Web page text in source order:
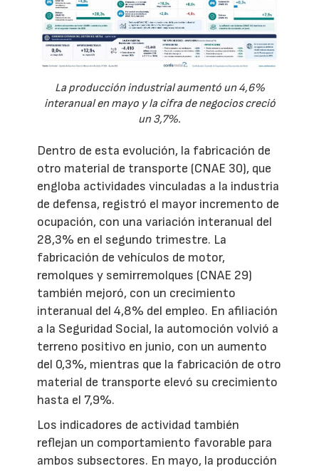
La producción industrial aumentó un 4,6%
interanual en mayo y la cifra de negocios creció
un 3,7%.
Dentro de esta evolución, la fabricación de
otro material de transporte (CNAE 30), que
engloba actividades vinculadas a la industria
de defensa, registró el mayor incremento de
ocupación, con una variación interanual del
28,3% en el segundo trimestre. La
fabricación de vehículos de motor,
remolques y semirremolques (CNAE 29)
también mejoró, con un crecimiento
interanual del 4,8% del empleo. En afiliación
a la Seguridad Social, la automoción volvió a
terreno positivo en junio, con un aumento
del 0,3%, mientras que la fabricación de otro
material de transporte elevó su crecimiento
hasta el 7,9%.
Los indicadores de actividad también
reflejan un comportamiento favorable para
ambos subsectores. En mayo, la producción